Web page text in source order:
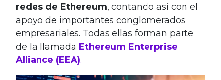
redes de Ethereum, contando así con el
apoyo de importantes conglomerados
empresariales. Todas ellas forman parte
de la llamada Ethereum Enterprise
Alliance (EEA).